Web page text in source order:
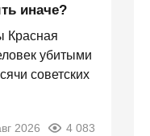
иначе?
Красная
убитыми
советских
2026 4 083